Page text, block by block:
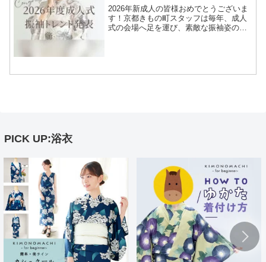
【動画あり】
2026年新成人の皆様おめでとうございま
す！京都きもの町スタッフは毎年、成人
式の会場へ足を運び、素敵な振袖姿の皆
PICK UP:浴衣